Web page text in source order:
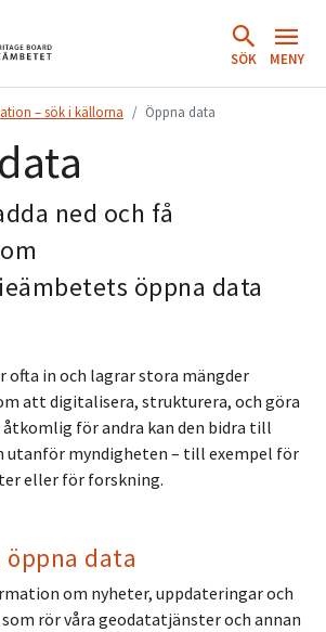
SÖK MENY
– sök i källorna Öppna data
ned och få
öppna data
ofta in och lagrar stora mängder
att digitalisera, strukturera, och göra
för andra kan den bidra till
utanför myndigheten – till exempel för
eller för forskning.
data
om nyheter, uppdateringar och
rör våra geodatatjänster och annan